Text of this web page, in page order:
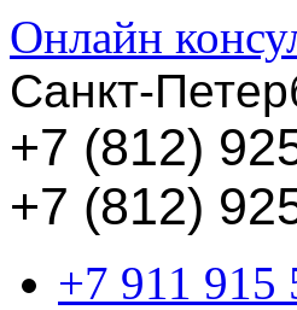
Онлайн
Санкт-
+7 (812)
+7 (812)
+7 911 915